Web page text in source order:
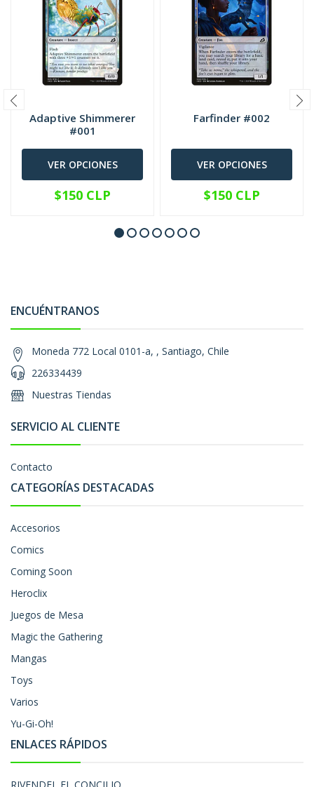
Adaptive Shimmerer
#001
VER OPCIONES
$150 CLP
Farfinder #002
VER OPCIONES
$150 CLP
ENCUÉNTRANOS
Moneda 772 Local 0101-a, , Santiago, Chile
226334439
Nuestras Tiendas
SERVICIO AL CLIENTE
Contacto
CATEGORÍAS DESTACADAS
Accesorios
Comics
Coming Soon
Heroclix
Juegos de Mesa
Magic the Gathering
Mangas
Toys
Varios
Yu-Gi-Oh!
ENLACES RÁPIDOS